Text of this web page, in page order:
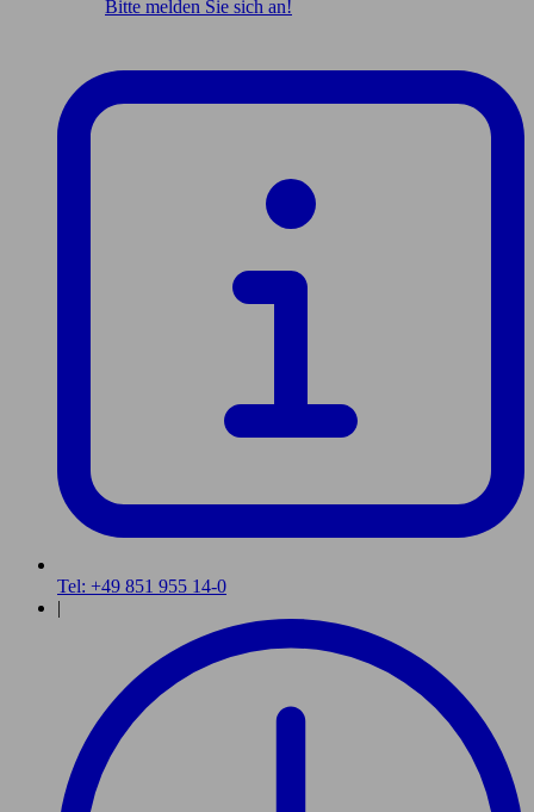
Bitte melden Sie sich an!
Tel: +49 851 955 14-0
|